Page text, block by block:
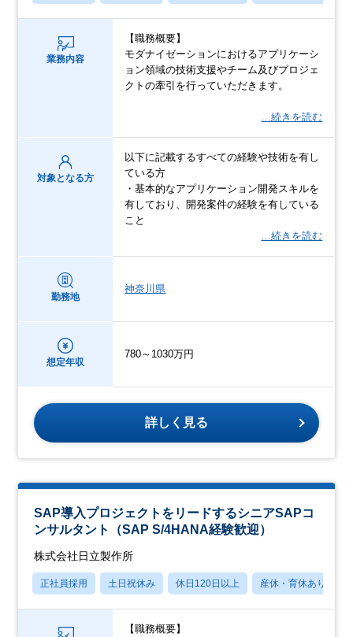
業務内容
【職務概要】
モダナイゼーションにおけるアプリケーシ
ョン領域の技術支援やチーム及びプロジェ
クトの牽引を行っていただきます。
…続きを読む
対象となる方
以下に記載するすべての経験や技術を有し
ている方
・基本的なアプリケーション開発スキルを
有しており、開発案件の経験を有している
こと
…続きを読む
勤務地
神奈川県
想定年収
780～1030万円
詳しく見る
SAP導入プロジェクトをリードするシニアSAPコ
ンサルタント（SAP S/4HANA経験歓迎）
株式会社日立製作所
正社員採用 土日祝休み 休日120日以上 産休・育休あり
【職務概要】